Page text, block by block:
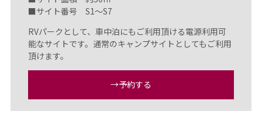
■サイト番号 S1～S7
RVパークとして、車中泊にもご利用頂ける電源利用可
能なサイトです。通常のキャンプサイトとしてもご利用
頂けます。
→予約する